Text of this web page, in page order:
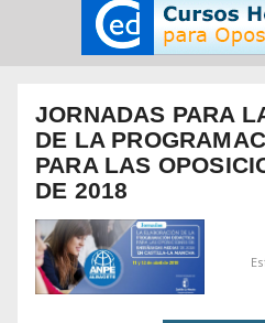
Acción
Social
Educativas
Cursos
Homologados
Cursos
Homologados
Oposiciones
JORNADAS PARA
DE LA
PARA LAS
DE 2018